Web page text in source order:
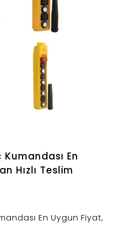
En
Hızlı Teslim
En Uygun Fiyat,